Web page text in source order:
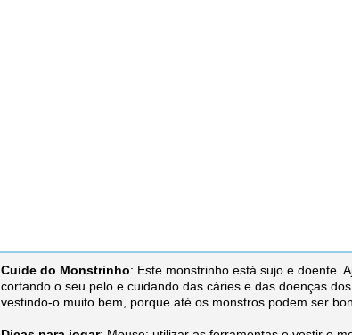
Cuide do Monstrinho: Este monstrinho está sujo e doente.
cortando o seu pelo e cuidando das cáries e das doenças
vestindo-o muito bem, porque até os monstros podem ser